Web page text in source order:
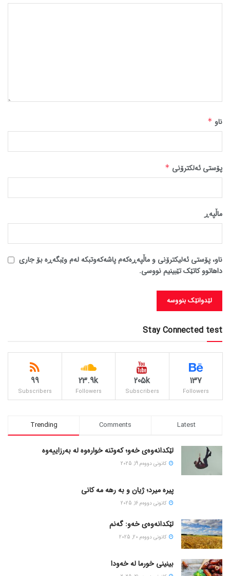
ناو *
پۆستی ئەلکترۆنی *
ماڵپه‌ڕ
ناو، پۆستی ئەلیکترۆنی و ماڵپەڕەکەم پاشەکەوتبکە لەم وێبگەڕە بۆ جاری
داهاتوو کاتێک تێبینیم نووسی.
Stay Connected test
137
Followers
205k
Subscribers
23.9k
Followers
99
Subscribers
Trending Comments Latest
لێکدانەوەی خەو؛ کەوتنە خوارەوە لە بەرزاییەوە
كانونی دووه‌م 19, 2025
پیره میرد؛ ژیان و به رهه مه کانی
كانونی دووه‌م 16, 2025
لێکدانەوەی خەو: گەنم
كانونی دووه‌م 20, 2025
بینینی خورما لە خەودا